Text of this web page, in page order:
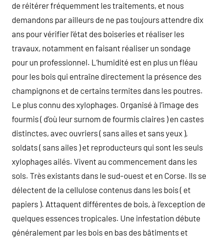
de réitérer fréquemment les traitements, et nous
demandons par ailleurs de ne pas toujours attendre dix
ans pour vérifier l’état des boiseries et réaliser les
travaux, notamment en faisant réaliser un sondage
pour un professionnel. L’humidité est en plus un fléau
pour les bois qui entraîne directement la présence des
champignons et de certains termites dans les poutres.
Le plus connu des xylophages. Organisé à l’image des
fourmis ( d’où leur surnom de fourmis claires ) en castes
distinctes, avec ouvriers ( sans ailes et sans yeux ),
soldats ( sans ailes ) et reproducteurs qui sont les seuls
xylophages ailés. Vivent au commencement dans les
sols. Très existants dans le sud-ouest et en Corse. Ils se
délectent de la cellulose contenus dans les bois ( et
papiers ). Attaquent différentes de bois, à l’exception de
quelques essences tropicales. Une infestation débute
généralement par les bois en bas des bâtiments et